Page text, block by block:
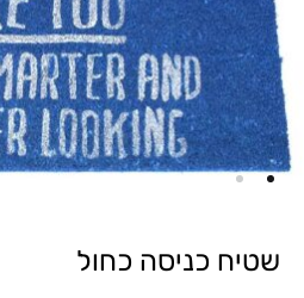
שטיח כניסה כחול